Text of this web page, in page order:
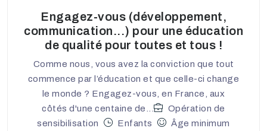
Engagez-vous (développement,
communication...) pour une éducation
de qualité pour toutes et tous !
Comme nous, vous avez la conviction que tout
commence par l’éducation et que celle-ci change
le monde ? Engagez-vous, en France, aux
côtés d'une centaine de...
Opération de
sensibilisation
Enfants
Âge minimum